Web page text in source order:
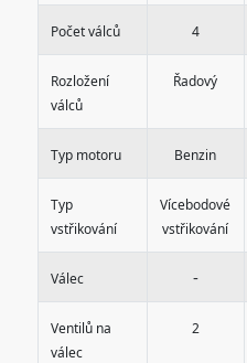
Počet válců 4
Rozložení
válců
Řadový
Typ motoru Benzin
Typ
vstřikování
Vícebodové
vstřikování
Válec -
Ventilů na
válec
2